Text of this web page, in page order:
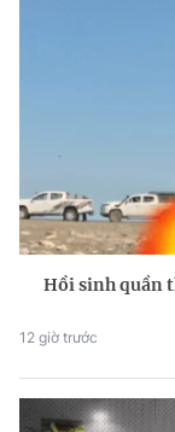
Hồi sinh quần
12 giờ trước